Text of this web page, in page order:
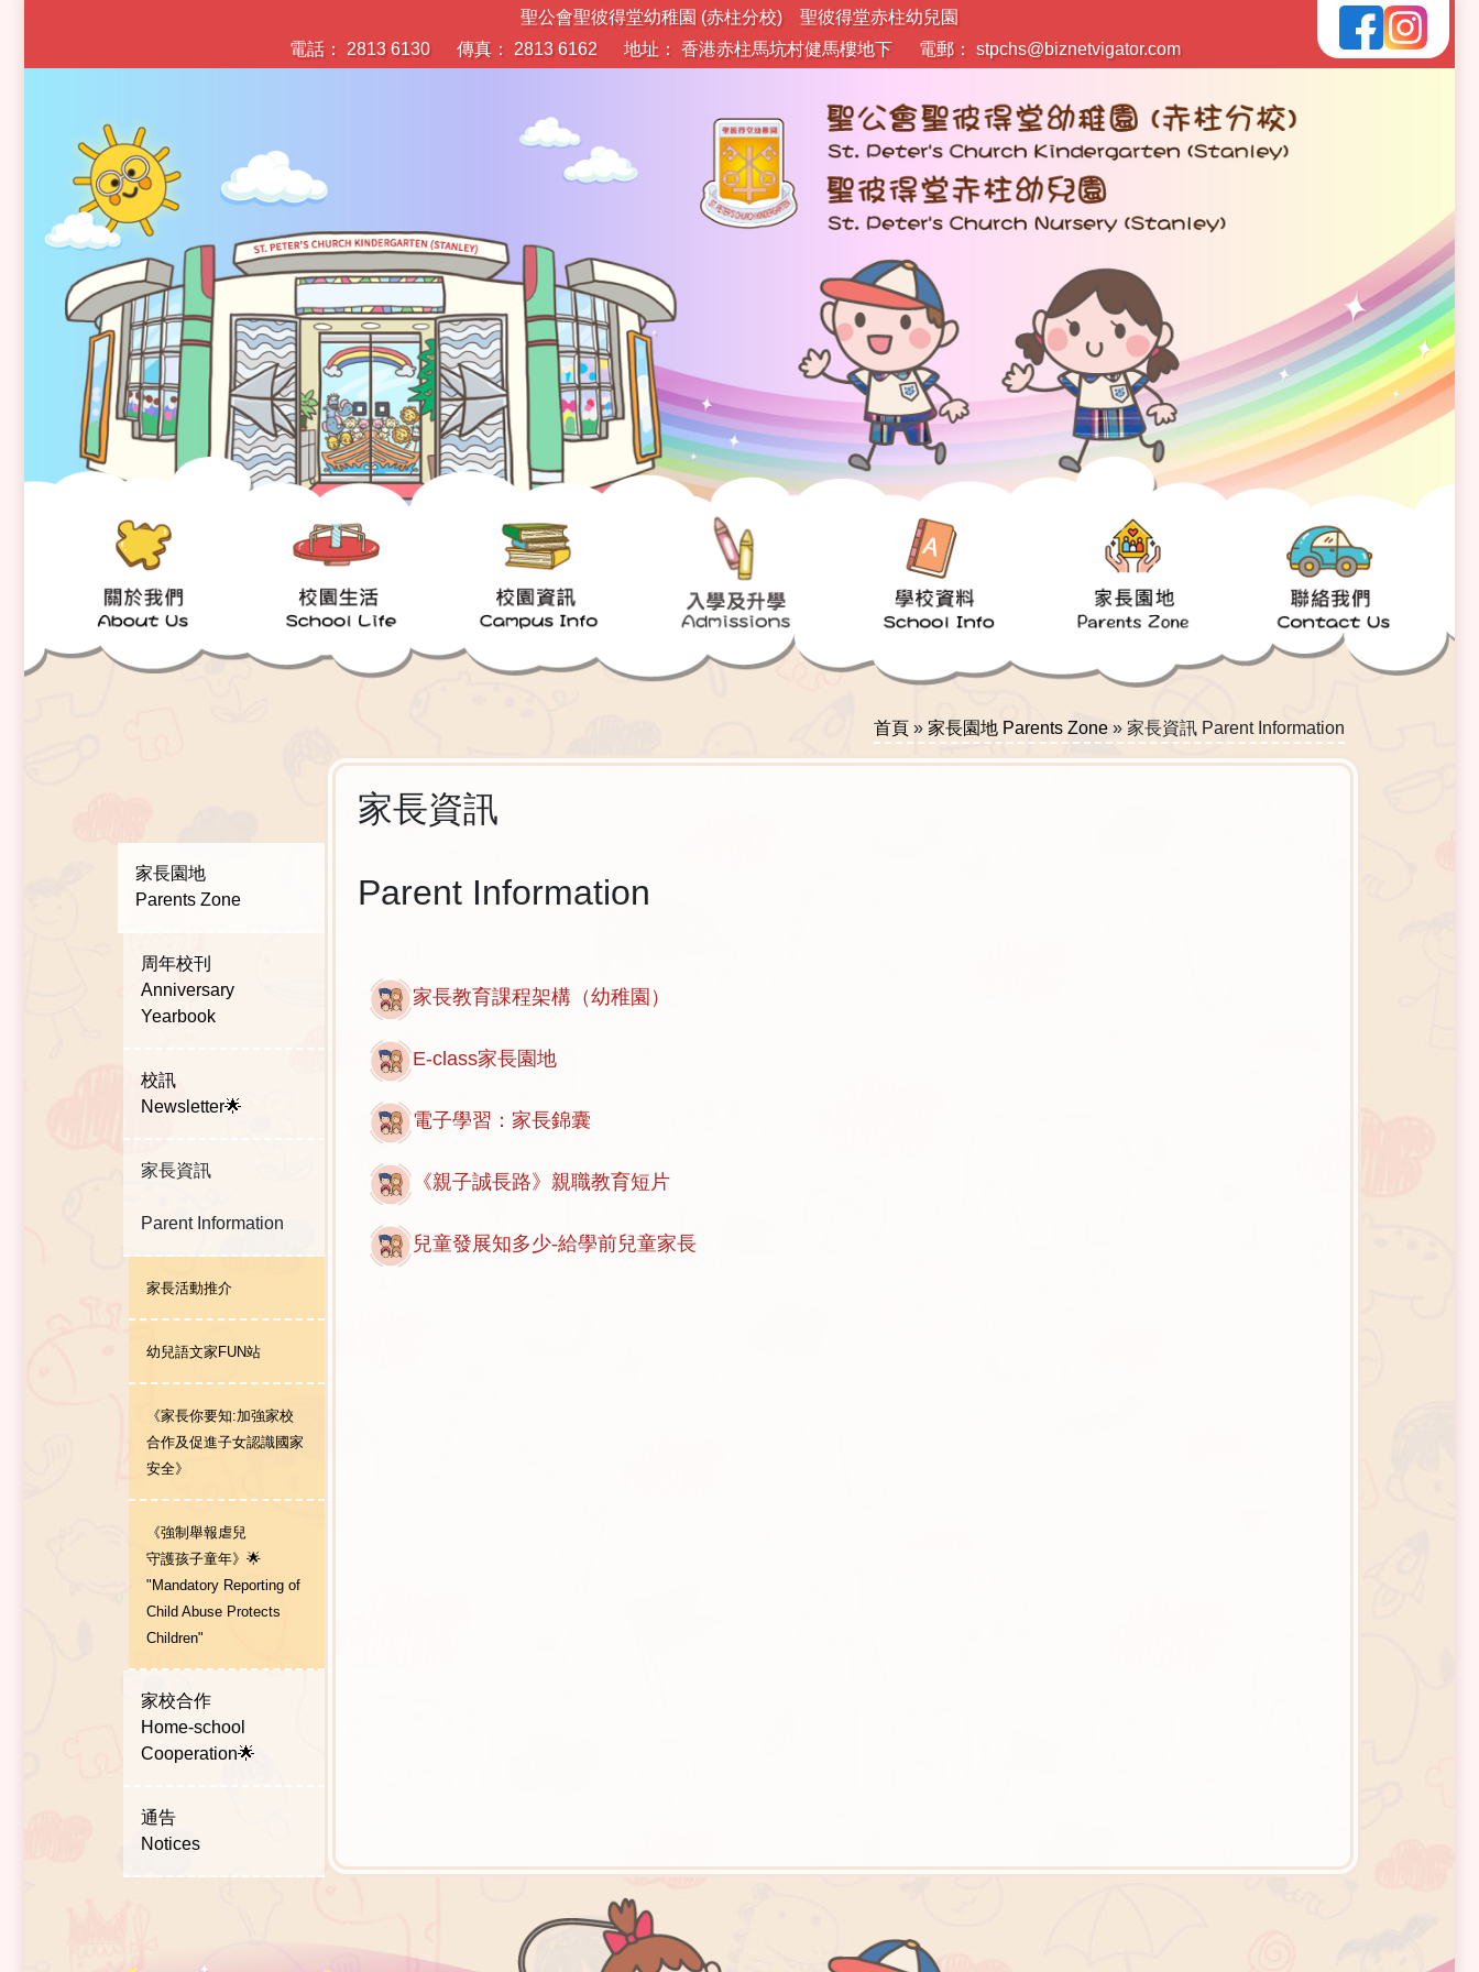
聖公會聖彼得堂幼稚園 (赤柱分校) 聖彼得堂赤柱幼兒園
電話： 2813 6130
傳真： 2813 6162 地址： 香港赤柱馬坑村健馬樓地下 電郵： stpchs@biznetvigator.com
首頁 » 家長園地 Parents Zone » 家長資訊 Parent Information
家長園地
Parents Zone
周年校刊
Anniversary
Yearbook
校訊
Newsletter🌟
家長資訊
Parent Information
家長活動推介
幼兒語文家FUN站
《家長你要知:加強家校
合作及促進子女認識國家
安全》
《強制舉報虐兒
守護孩子童年》🌟
"Mandatory Reporting of
Child Abuse Protects
Children"
家校合作
Home-school
Cooperation🌟
通告
Notices
家長資訊
Parent Information
家長教育課程架構（幼稚園）
E-class家長園地
電子學習：家長錦囊
《親子誠長路》親職教育短片
兒童發展知多少-給學前兒童家長